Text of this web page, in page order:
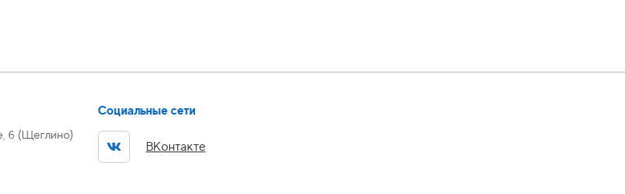
6 (Щеглино)
Социальные сети
ВКонтакте